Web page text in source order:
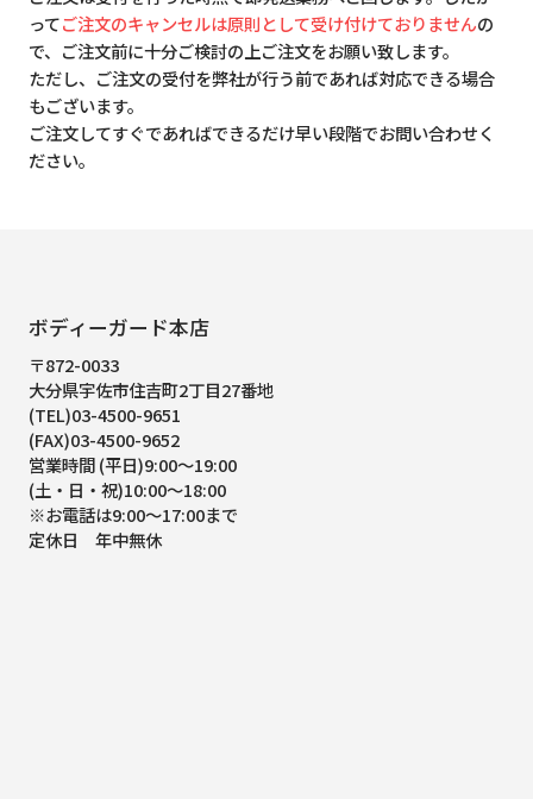
ってご注文のキャンセルは原則として受け付けておりませんの
で、ご注文前に十分ご検討の上ご注文をお願い致します。
ただし、ご注文の受付を弊社が行う前であれば対応できる場合
もございます。
ご注文してすぐであればできるだけ早い段階でお問い合わせく
ださい。
ボディーガード本店
〒872-0033
大分県宇佐市住吉町2丁目27番地
(TEL)03-4500-9651
(FAX)03-4500-9652
営業時間 (平日)9:00～19:00
(土・日・祝)10:00～18:00
※お電話は9:00～17:00まで
定休日 年中無休